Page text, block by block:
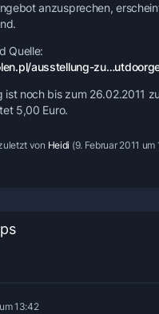
anzusprechen,
Quelle:
ausstellung-
ist noch bis zum 26.02.2011
5,00 Euro.
von Heidi (9. Februar 2011 um
13:42